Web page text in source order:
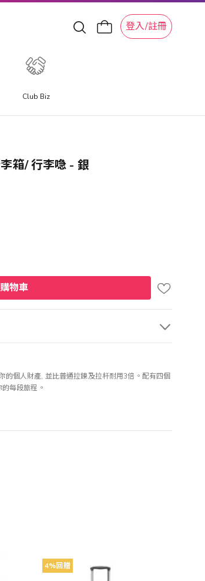
登入/註冊
Club Biz
箱/ 行李喼 - 銀
物車
的個人財產, 並比普通拉鍊及拉杆耐用3倍。配有四個
每段旅程。
4%回贈